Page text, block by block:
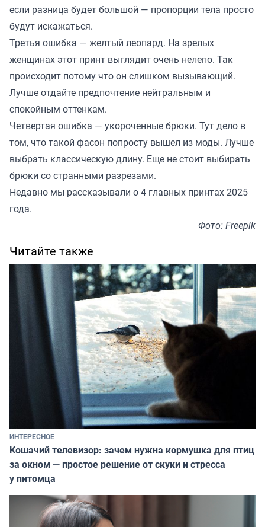
если разница будет большой — пропорции тела просто
будут искажаться.
Третья ошибка — желтый леопард. На зрелых
женщинах этот принт выглядит очень нелепо. Так
происходит потому что он слишком вызывающий.
Лучше отдайте предпочтение нейтральным и
спокойным оттенкам.
Четвертая ошибка — укороченные брюки. Тут дело в
том, что такой фасон попросту вышел из моды. Лучше
выбрать классическую длину. Еще не стоит выбирать
брюки со странными разрезами.
Недавно мы рассказывали о 4 главных принтах 2025
года.
Фото: Freepik
Читайте также
ИНТЕРЕСНОЕ
Кошачий телевизор: зачем нужна кормушка для птиц
за окном — простое решение от скуки и стресса
у питомца